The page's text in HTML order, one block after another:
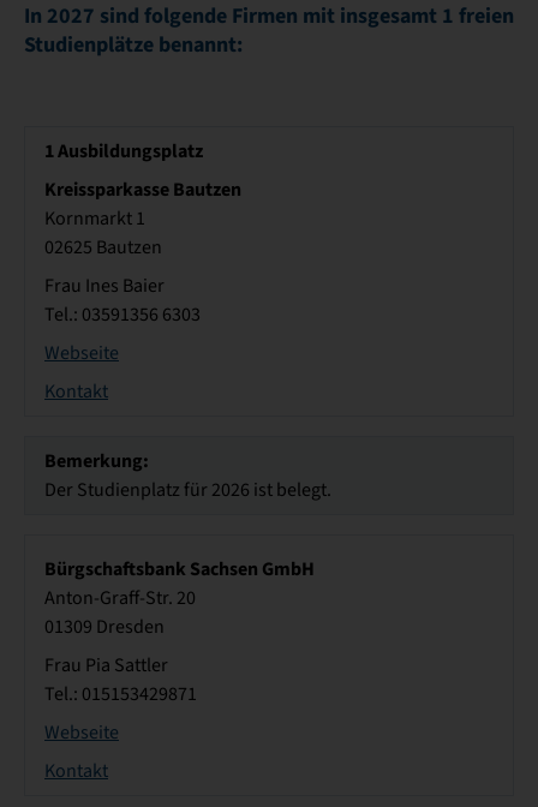
In 2027 sind folgende Firmen mit insgesamt 1 freien
Studienplätze benannt:
1Ausbildungsplatz
Kreissparkasse Bautzen
Kornmarkt 1
02625 Bautzen
Frau Ines Baier
Tel.: 03591356 6303
Webseite
Kontakt
Bemerkung:
Der Studienplatz für 2026 ist belegt.
Bürgschaftsbank Sachsen GmbH
Anton-Graff-Str. 20
01309 Dresden
Frau Pia Sattler
Tel.: 015153429871
Webseite
Kontakt